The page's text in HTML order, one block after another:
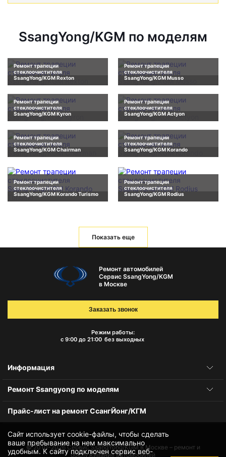
SsangYong/KGM по моделям
Ремонт трапеции
стеклоочистителя
SsangYong/KGM Rexton
Ремонт трапеции
стеклоочистителя
SsangYong/KGM Musso
Ремонт трапеции
стеклоочистителя
SsangYong/KGM Kyron
Ремонт трапеции
стеклоочистителя
SsangYong/KGM Actyon
Ремонт трапеции
стеклоочистителя
SsangYong/KGM Chairman
Ремонт трапеции
стеклоочистителя
SsangYong/KGM Korando
Ремонт трапеции
стеклоочистителя
SsangYong/KGM Korando Turismo
Ремонт трапеции
стеклоочистителя
SsangYong/KGM Rodius
Показать еще
Сайт использует cookie-файлы, чтобы сделать
ваше пребывание на нем максимально
удобным. К cайту подключен сервис веб-
Ремонт автомобилей
Сервис SsangYong/KGM
в Москве
Режим работы:
с 9:00 до 21:00 без выходных
Заказать звонок
Информация
Ремонт Ssangyong по моделям
Прайс-лист на ремонт СсангЙонг/КГМ
© 2010-2026Сервис SsangYong/KGM в Москве – ремонт и
обслуживание автомобилей